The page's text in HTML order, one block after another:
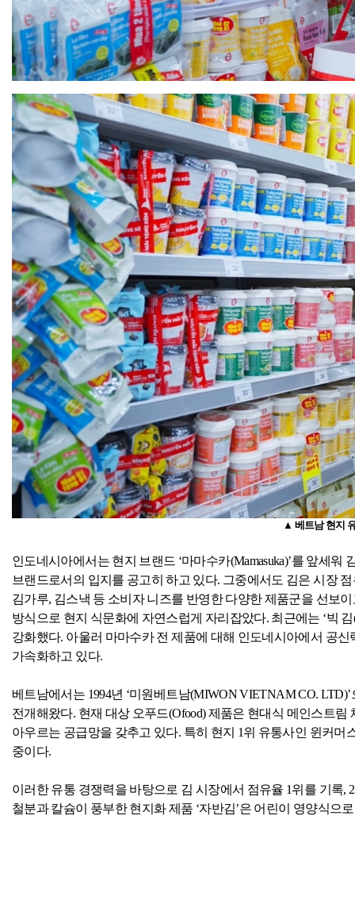
▲ 베트남 현지
인도네시아에서는 현지 브랜드 ‘마마수카(Mamasuka)’를 앞세워
브랜드로서의 입지를 공고히 하고 있다. 그중에서도 김은 시장
김가루, 김스낵 등 소비자 니즈를 반영한 다양한 제품군을 선보
방식으로 현지 식문화에 자연스럽게 자리잡았다. 최근에는 ‘빅 김
강화했다. 아울러 마마수카 전 제품에 대해 인도네시아에서 공신
가속화하고 있다.
베트남에서는 1994년 ‘미원베트남(MIWON VIETNAM CO. LTD)
전개해왔다. 현재 대상 오푸드(Ofood)제품은 현대식 메인스트림
아우르는 공급망을 갖추고 있다. 특히 현지 1위 유통사인 윈커머
중이다.
이러한 유통 경쟁력을 바탕으로 김 시장에서 점유율 1위를 기록, 2
철분과 칼슘이 풍부한 현지화 제품 ‘자반김’은 어린이 영양식